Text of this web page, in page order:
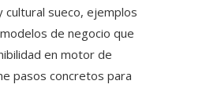
sueco, ejemplos
de negocio que
en motor de
pasos concretos para